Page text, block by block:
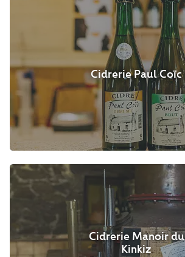
Cidrerie Paul Coïc
Cidrerie Manoir du
Kinkiz